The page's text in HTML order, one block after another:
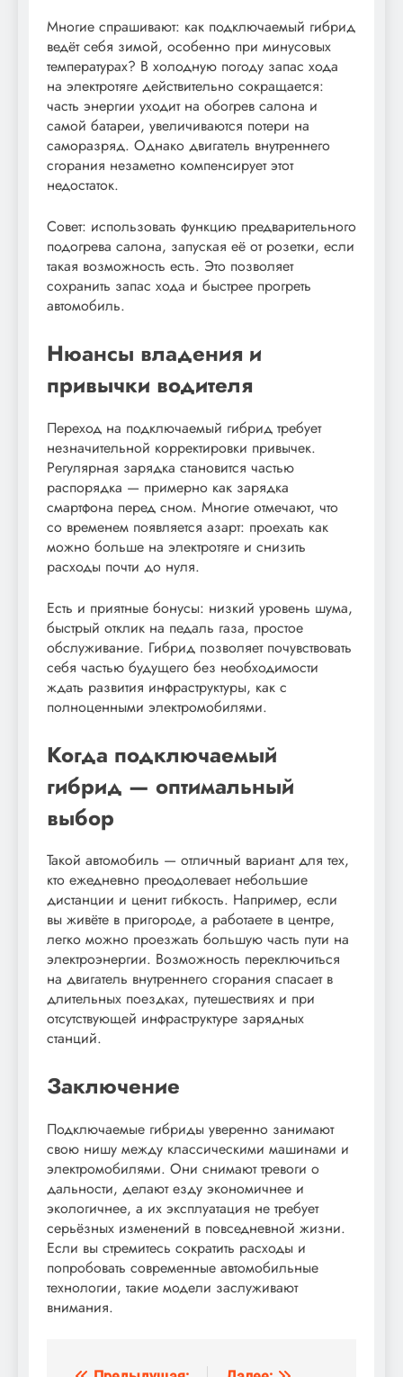
Многие спрашивают: как подключаемый гибрид
ведёт себя зимой, особенно при минусовых
температурах? В холодную погоду запас хода
на электротяге действительно сокращается:
часть энергии уходит на обогрев салона и
самой батареи, увеличиваются потери на
саморазряд. Однако двигатель внутреннего
сгорания незаметно компенсирует этот
недостаток.
Совет: использовать функцию предварительного
подогрева салона, запуская её от розетки, если
такая возможность есть. Это позволяет
сохранить запас хода и быстрее прогреть
автомобиль.
Нюансы владения и
привычки водителя
Переход на подключаемый гибрид требует
незначительной корректировки привычек.
Регулярная зарядка становится частью
распорядка — примерно как зарядка
смартфона перед сном. Многие отмечают, что
со временем появляется азарт: проехать как
можно больше на электротяге и снизить
расходы почти до нуля.
Есть и приятные бонусы: низкий уровень шума,
быстрый отклик на педаль газа, простое
обслуживание. Гибрид позволяет почувствовать
себя частью будущего без необходимости
ждать развития инфраструктуры, как с
полноценными электромобилями.
Когда подключаемый
гибрид — оптимальный
выбор
Такой автомобиль — отличный вариант для тех,
кто ежедневно преодолевает небольшие
дистанции и ценит гибкость. Например, если
вы живёте в пригороде, а работаете в центре,
легко можно проезжать большую часть пути на
электроэнергии. Возможность переключиться
на двигатель внутреннего сгорания спасает в
длительных поездках, путешествиях и при
отсутствующей инфраструктуре зарядных
станций.
Заключение
Подключаемые гибриды уверенно занимают
свою нишу между классическими машинами и
электромобилями. Они снимают тревоги о
дальности, делают езду экономичнее и
экологичнее, а их эксплуатация не требует
серьёзных изменений в повседневной жизни.
Если вы стремитесь сократить расходы и
попробовать современные автомобильные
технологии, такие модели заслуживают
внимания.